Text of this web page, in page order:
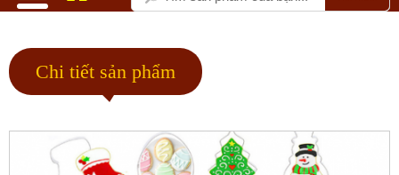
Chi tiết sản phẩm